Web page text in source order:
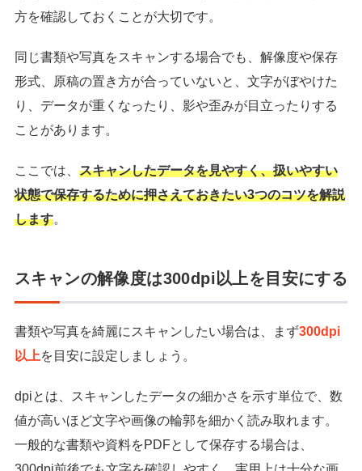
方を確認しておくことが大切です。
同じ書類や写真をスキャンする場合でも、解像度や保存
形式、原稿の置き方が合っていないと、文字がぼやけた
り、データが重くなったり、影や歪みが目立ったりする
ことがあります。
ここでは、 スキャンしたデータを見やすく、扱いやすい
状態で保存するために押さえておきたい3つのコツを解説
します。
スキャンの解像度は300dpi以上を目安にする
書類や写真を綺麗にスキャンしたい場合は、まず300dpi
以上を目安に設定しましょう。
dpiとは、スキャンしたデータの細かさを示す単位で、数
値が高いほど文字や画像の輪郭を細かく読み取れます。
一般的な書類や資料をPDFとして保存する場合は、